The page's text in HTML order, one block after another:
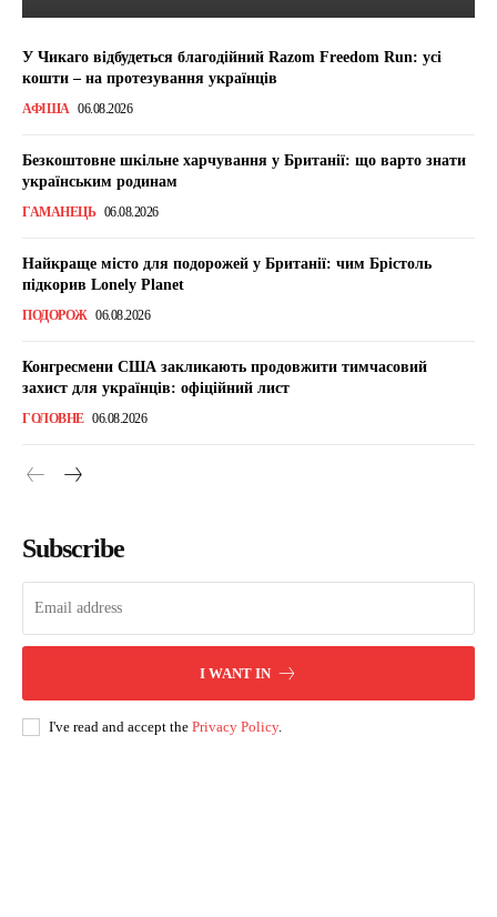
У Чикаго відбудеться благодійний Razom Freedom Run: усі
кошти – на протезування українців
АФІША 06.08.2026
Безкоштовне шкільне харчування у Британії: що варто знати
українським родинам
ГАМАНЕЦЬ 06.08.2026
Найкраще місто для подорожей у Британії: чим Брістоль
підкорив Lonely Planet
ПОДОРОЖ 06.08.2026
Конгресмени США закликають продовжити тимчасовий
захист для українців: офіційний лист
ГОЛОВНЕ 06.08.2026
Subscribe
I WANT IN
I've read and accept the Privacy Policy.